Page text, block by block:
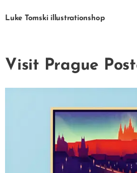
Luke Tomski illustrationshop
Visit Prague